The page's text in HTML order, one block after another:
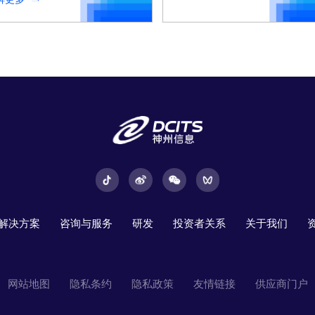
决方案 咨询与服务 研发 投资者关系 关于我们
网站地图 隐私条约 隐私政策 友情链接 供应商门户